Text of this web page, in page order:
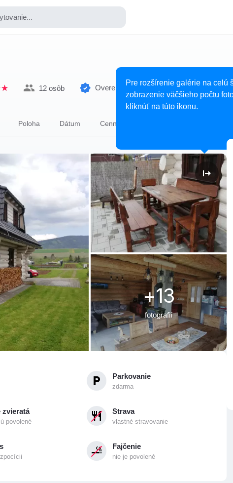
12 osôb Overené ubytovanie
Poloha Dátum Cenník
+13
fotografií
Parkovanie
zdarma
zvieratá
povolené
Strava
vlastné stravovanie
Fajčenie
nie je povolené
Pre rozšírenie galérie na celú
zobrazenie väčšieho počtu
kliknúť na túto ikonu.